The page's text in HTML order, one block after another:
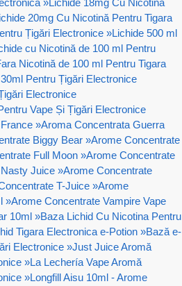
»Lichide 18mg Cu Nicotină
20mg Cu Nicotină Pentru Tigara
Țigări Electronice »Lichide 500 ml
cu Nicotină de 100 ml Pentru
Nicotină de 100 ml Pentru Tigara
Pentru Țigări Electronice
Electronice
Vape Și Țigări Electronice
»Aroma Concentrata Guerra
Biggy Bear »Arome Concentrate
Full Moon »Arome Concentrate
Juice »Arome Concentrate
T-Juice »Arome
»Arome Concentrate Vampire Vape
10ml »Baza Lichid Cu Nicotina Pentru
Tigara Electronica e-Potion »Bază e-
Electronice »Just Juice Aromă
»La Lechería Vape Aromă
»Longfill Aisu 10ml - Arome